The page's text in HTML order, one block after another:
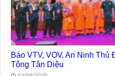
Báo VTV, VOV, An Ninh
Tông Tân Diệu